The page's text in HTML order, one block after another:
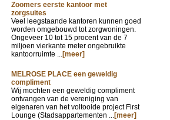
Zoomers eerste kantoor met
zorgsuites
Veel leegstaande kantoren kunnen goed
worden omgebouwd tot zorgwoningen.
Ongeveer 10 tot 15 procent van de 7
miljoen vierkante meter ongebruikte
kantoorruimte ...[meer]
MELROSE PLACE een geweldig
compliment
Wij mochten een geweldig compliment
ontvangen van de vereniging van
eigenaren van het voltooide project First
Lounge (Stadsappartementen ...[meer]